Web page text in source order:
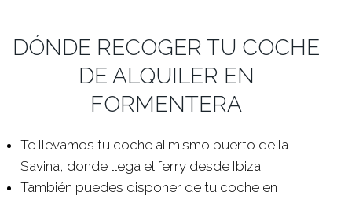
DÓNDE RECOGER TU COCHE
DE ALQUILER EN
FORMENTERA
Te llevamos tu coche al mismo puerto de la
Savina, donde llega el ferry desde Ibiza.
También puedes disponer de tu coche en